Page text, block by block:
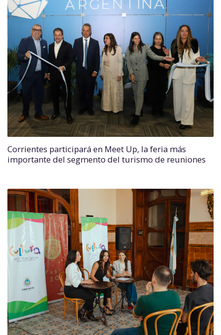
Corrientes participará en Meet Up, la feria más
importante del segmento del turismo de reuniones